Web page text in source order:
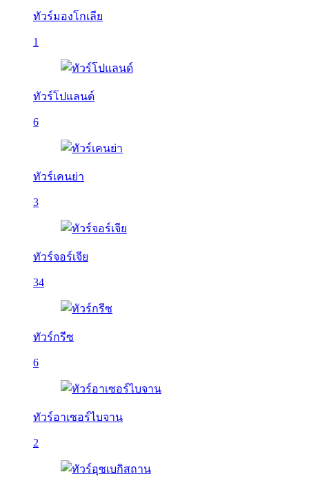
ทัวร์มองโกเลีย
1
ทัวร์โปแลนด์
6
ทัวร์เคนย่า
3
ทัวร์จอร์เจีย
34
ทัวร์กรีซ
6
ทัวร์อาเซอร์ไบจาน
2